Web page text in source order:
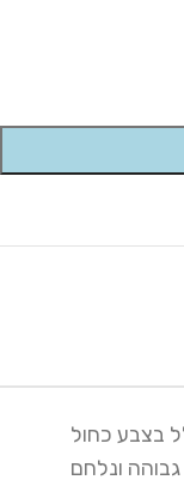
בצבע כחול
ונלחם